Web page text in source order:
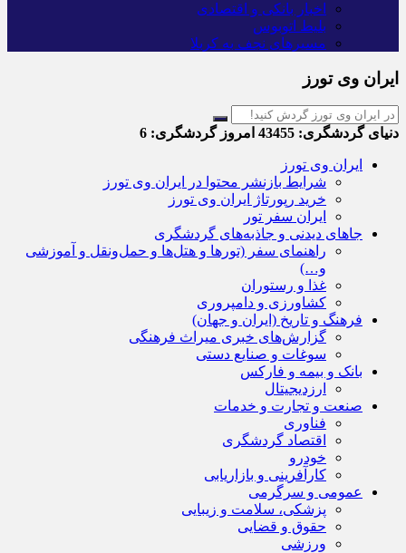
اخبار بانکی و اقتصادی
بلیط اتوبوس
مسیرهای نجف به کربلا
ایران وی تورز
دنیای گردشگری: امروز گردشگری:
ایران وی تورز
شرایط بازنشر محتوا در ایران وی تورز
خرید رپورتاژ ایران وی تورز
ایران سفر تور
جاهای دیدنی و جاذبه‌های گردشگری
راهنمای سفر (تورها و هتل‌ها و حمل‌و‌نقل و آموزشی
و…)
غذا و رستوران
کشاورزی و دامپروری
فرهنگ و تاریخ (ایران و جهان)
گزارش‌های خبری میراث فرهنگی
سوغات و صنایع دستی
بانک و بیمه و فارکس
ارزدیجیتال
صنعت و تجارت و خدمات
فناوری
اقتصاد گردشگری
خودرو
کارآفرینی و بازاریابی
عمومی و سرگرمی
پزشکی، سلامت و زیبایی
حقوق و قضایی
ورزشی